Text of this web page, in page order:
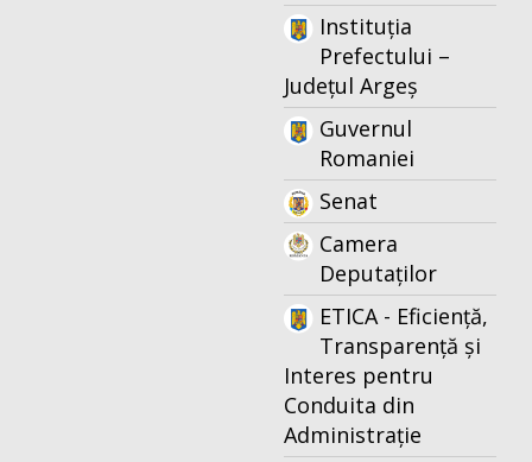
Instituția
Prefectului –
Județul Argeș
Guvernul
Romaniei
Senat
Camera
Deputaților
ETICA - Eficiență,
Transparență și
Interes pentru
Conduita din
Administrație